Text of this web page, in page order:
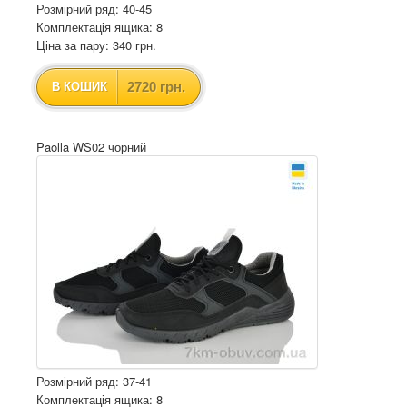
Розмірний ряд: 40-45
Комплектація ящика: 8
Ціна за пару: 340 грн.
В КОШИК 2720 грн.
Paolla WS02 чорний
Розмірний ряд: 37-41
Комплектація ящика: 8